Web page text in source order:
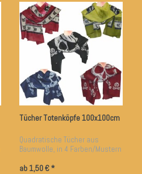
Tücher Totenköpfe 100x100cm
Quadratische Tücher aus
Baumwolle, in 4 Farben/Mustern
ab 1,50 € *